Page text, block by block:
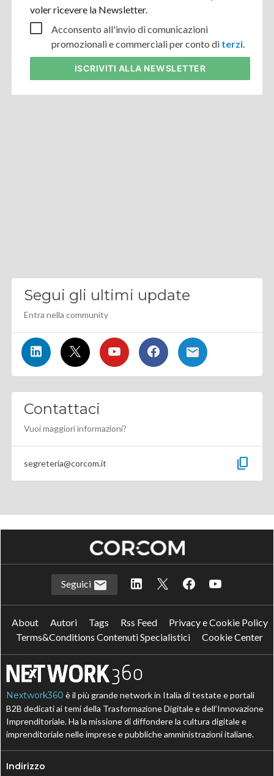
voler ricevere la Newsletter.
Acconsento all'invio di comunicazioni
promozionali e commerciali per conto di terzi.
ISCRIVITI ALLA NEWSLETTER
Segui gli ultimi update
Entra nella community
Contattaci
Vuoi maggiori informazioni?
segreteria@corcom.it content_copy
Seguici
About Autori Tags Rss Feed
Privacy e Cookie Policy
Terms&Conditions Contenuti Specialistici
Cookie Center
Nextwork360 è il più grande network in Italia di testate e portali
B2B dedicati ai temi della Trasformazione Digitale e dell’Innovazione
Imprenditoriale. Ha la missione di diffondere la cultura digitale e
imprenditoriale nelle imprese e pubbliche amministrazioni italiane.
Indirizzo